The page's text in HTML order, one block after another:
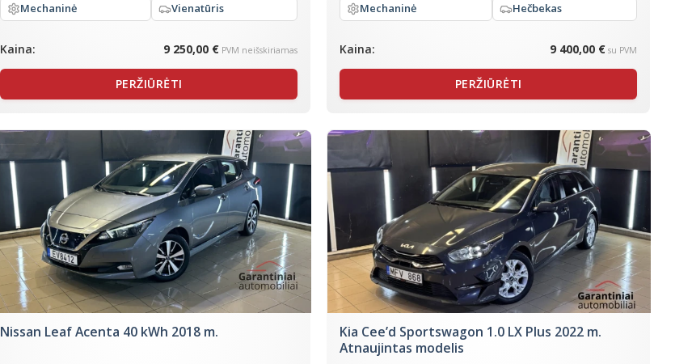
Mechaninė
Vienatūris
Kaina: 9 250,00 € PVM neišskiriamas
PERŽIŪRĖTI
Mechaninė
Hečbekas
Kaina: 9 400,00 € su PVM
PERŽIŪRĖTI
Nissan Leaf Acenta 40 kWh 2018 m.
Kia Cee’d Sportswagon 1.0 LX Plus 2022 m.
Atnaujintas modelis